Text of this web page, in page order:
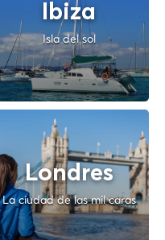
Ibiza
Isla del sol
Londres
La ciudad de las mil caras